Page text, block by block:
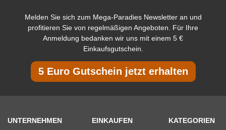
Melden Sie sich zum Mega-Paradies Newsletter an und
profitieren Sie von regelmäßigen Angeboten. Für Ihre
Anmeldung bedanken wir uns mit einem 5 €
Einkaufsgutschein.
5 Euro Gutschein jetzt erhalten
UNTERNEHMEN
EINKAUFEN
KATEGORIEN